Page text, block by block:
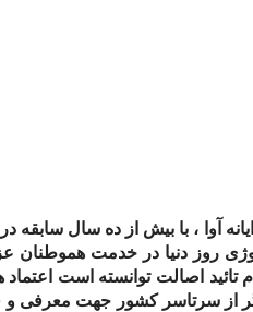
آوا ، با بیش از ده سال سابقه
روز دنیا در خدمت هموطنان
اصالت توانسته است اعتماد
از سرتاسر کشور جهت معرفی و